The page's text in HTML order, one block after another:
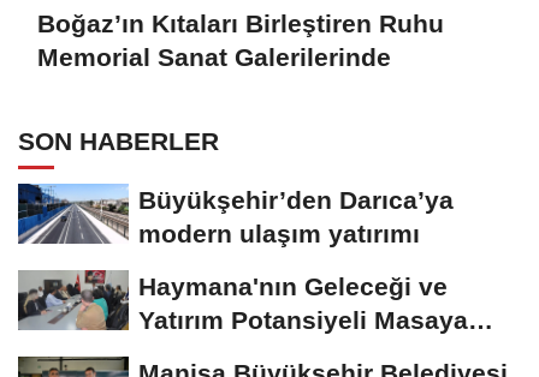
Boğaz’ın Kıtaları Birleştiren Ruhu
Memorial Sanat Galerilerinde
SON HABERLER
Büyükşehir’den Darıca’ya
modern ulaşım yatırımı
Haymana'nın Geleceği ve
Yatırım Potansiyeli Masaya